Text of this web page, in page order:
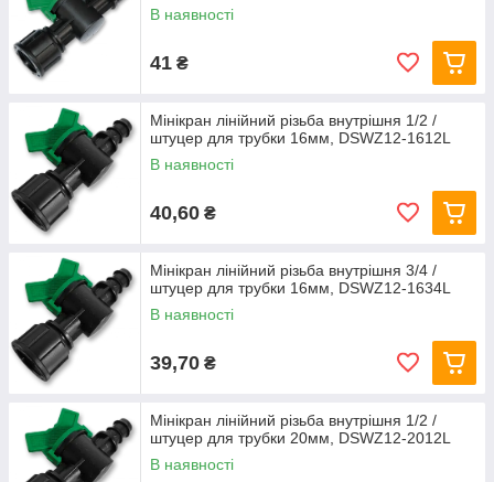
В наявності
41 ₴
Мінікран лінійний різьба внутрішня 1/2 /
штуцер для трубки 16мм, DSWZ12-1612L
В наявності
40,60 ₴
Мінікран лінійний різьба внутрішня 3/4 /
штуцер для трубки 16мм, DSWZ12-1634L
В наявності
39,70 ₴
Мінікран лінійний різьба внутрішня 1/2 /
штуцер для трубки 20мм, DSWZ12-2012L
В наявності